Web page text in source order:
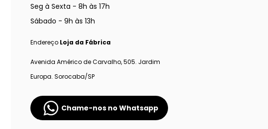
Seg à Sexta - 8h às 17h
Sábado - 9h às 13h
Endereço Loja da Fábrica
Avenida Américo de Carvalho, 505. Jardim
Europa. Sorocaba/SP
Chame-nos no Whatsapp